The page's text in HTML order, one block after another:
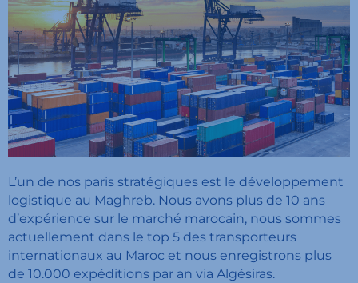
L’un de nos paris stratégiques est le développement
logistique au Maghreb. Nous avons plus de 10 ans
d’expérience sur le marché marocain, nous sommes
actuellement dans le top 5 des transporteurs
internationaux au Maroc et nous enregistrons plus
de 10.000 expéditions par an via Algésiras.